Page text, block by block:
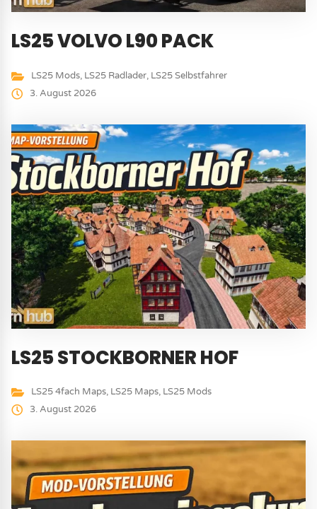
LS25 VOLVO L90 PACK
LS25 Mods, LS25 Radlader, LS25 Selbstfahrer
3. August 2026
LS25 STOCKBORNER HOF
LS25 4fach Maps, LS25 Maps, LS25 Mods
3. August 2026